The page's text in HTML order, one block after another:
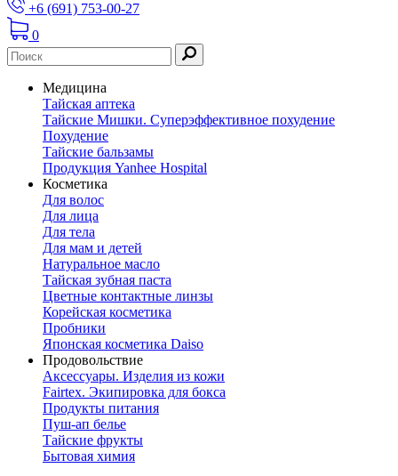
+6 (691) 753-00-27
0
Медицина
Тайская аптека
Тайские Мишки. Суперэффективное похудение
Похудение
Тайские бальзамы
Продукция Yanhee Hospital
Косметика
Для волос
Для лица
Для тела
Для мам и детей
Натуральное масло
Тайская зубная паста
Цветные контактные линзы
Корейская косметика
Пробники
Японская косметика Daiso
Продовольствие
Аксессуары. Изделия из кожи
Fairtex. Экипировка для бокса
Продукты питания
Пуш-ап белье
Тайские фрукты
Бытовая химия